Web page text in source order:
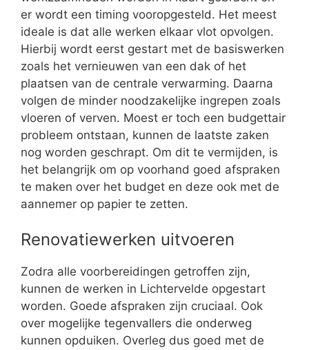
er wordt een timing vooropgesteld. Het meest
ideale is dat alle werken elkaar vlot opvolgen.
Hierbij wordt eerst gestart met de basiswerken
zoals het vernieuwen van een dak of het
plaatsen van de centrale verwarming. Daarna
volgen de minder noodzakelijke ingrepen zoals
vloeren of verven. Moest er toch een budgettair
probleem ontstaan, kunnen de laatste zaken
nog worden geschrapt. Om dit te vermijden, is
het belangrijk om op voorhand goed afspraken
te maken over het budget en deze ook met de
aannemer op papier te zetten.
Renovatiewerken uitvoeren
Zodra alle voorbereidingen getroffen zijn,
kunnen de werken in Lichtervelde opgestart
worden. Goede afspraken zijn cruciaal. Ook
over mogelijke tegenvallers die onderweg
kunnen opduiken. Overleg dus goed met de